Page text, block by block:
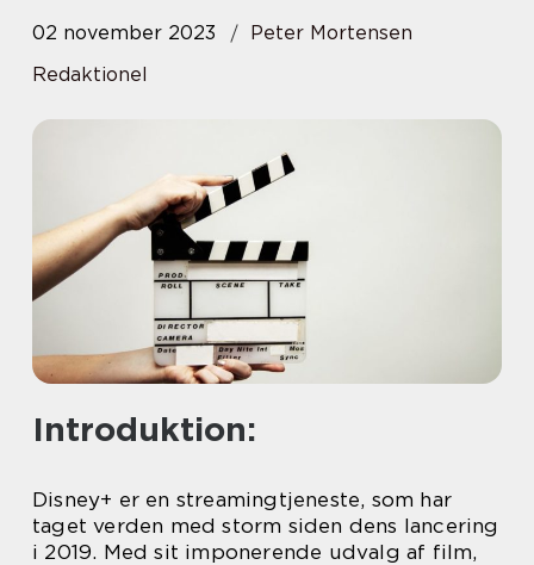
02 november 2023
Peter Mortensen
Redaktionel
Introduktion:
Disney+ er en streamingtjeneste, som har
taget verden med storm siden dens lancering
i 2019. Med sit imponerende udvalg af film,